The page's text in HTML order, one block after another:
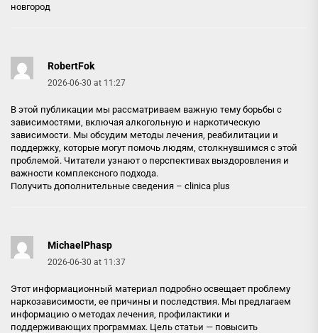
новгород
RobertFok
2026-06-30 at 11:27
В этой публикации мы рассматриваем важную тему борьбы с
зависимостями, включая алкогольную и наркотическую
зависимости. Мы обсудим методы лечения, реабилитации и
поддержку, которые могут помочь людям, столкнувшимся с этой
проблемой. Читатели узнают о перспективах выздоровления и
важности комплексного подхода.
Получить дополнительные сведения – clinica plus
MichaelPhasp
2026-06-30 at 11:37
Этот информационный материал подробно освещает проблему
наркозависимости, ее причины и последствия. Мы предлагаем
информацию о методах лечения, профилактики и
поддерживающих программах. Цель статьи — повысить